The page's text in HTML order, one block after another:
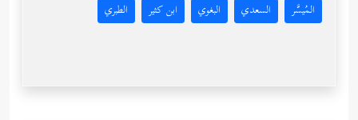
المُيسَّر السعدي البغوي ابن كثير الطبري